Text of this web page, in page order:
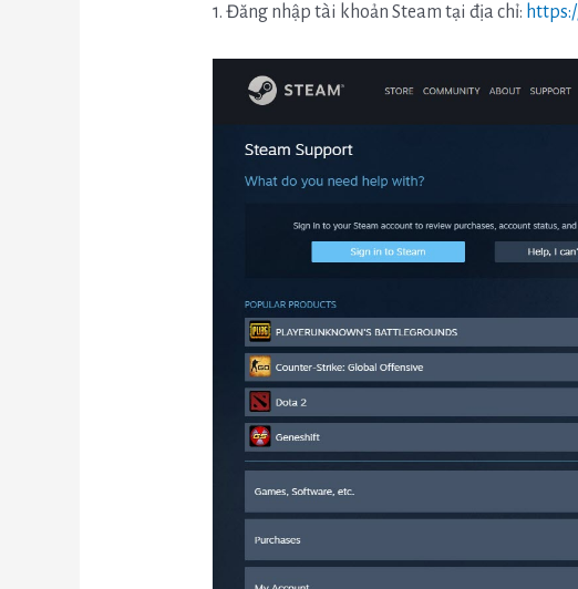
1. Đăng nhập tài khoản Steam tại địa chỉ: